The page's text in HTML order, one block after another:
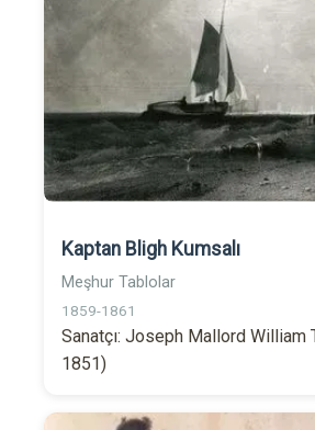
Kaptan Bligh Kumsalı
Meşhur Tablolar
1859-1861
Sanatçı: Joseph Mallord William
1851)